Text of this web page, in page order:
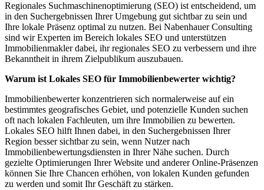
Regionales Suchmaschinenoptimierung (SEO) ist entscheidend, um
in den Suchergebnissen Ihrer Umgebung gut sichtbar zu sein und
Ihre lokale Präsenz optimal zu nutzen. Bei Nabenhauer Consulting
sind wir Experten im Bereich lokales SEO und unterstützen
Immobilienmakler dabei, ihr regionales SEO zu verbessern und ihre
Bekanntheit in ihrem Zielpublikum auszubauen.
Warum ist Lokales SEO für Immobilienbewerter wichtig?
Immobilienbewerter konzentrieren sich normalerweise auf ein
bestimmtes geografisches Gebiet, und potenzielle Kunden suchen
oft nach lokalen Fachleuten, um ihre Immobilien zu bewerten.
Lokales SEO hilft Ihnen dabei, in den Suchergebnissen Ihrer
Region besser sichtbar zu sein, wenn Nutzer nach
Immobilienbewertungsdiensten in Ihrer Nähe suchen. Durch
gezielte Optimierungen Ihrer Website und anderer Online-Präsenzen
können Sie Ihre Chancen erhöhen, von lokalen Kunden gefunden
zu werden und somit Ihr Geschäft zu stärken.